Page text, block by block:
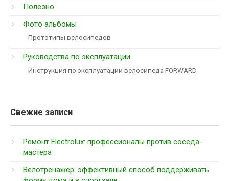
Полезно
Фото альбомы
Прототипы велосипедов
Руководства по эксплуатации
Инструкция по эксплуатации велосипеда FORWARD
Свежие записи
Ремонт Electrolux: профессионалы против соседа-
мастера
Велотренажер: эффективный способ поддерживать